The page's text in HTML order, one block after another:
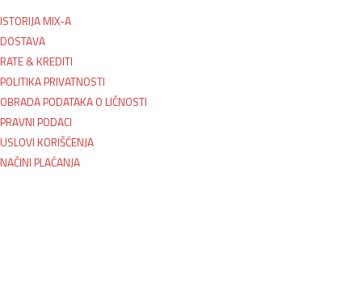
ISTORIJA MIX-A
DOSTAVA
RATE & KREDITI
POLITIKA PRIVATNOSTI
OBRADA PODATAKA O LIČNOSTI
PRAVNI PODACI
USLOVI KORIŠĆENJA
NAČINI PLAĆANJA